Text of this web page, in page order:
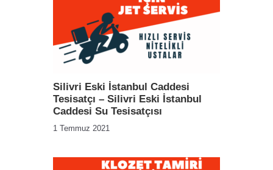
Silivri Eski İstanbul Caddesi
Tesisatçı – Silivri Eski İstanbul
Caddesi Su Tesisatçısı
1 Temmuz 2021